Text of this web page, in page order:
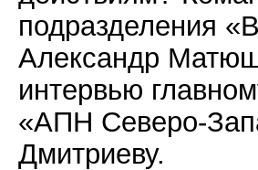
подразделения
Александр
интервью
«АПН Северо-
Дмитриеву.